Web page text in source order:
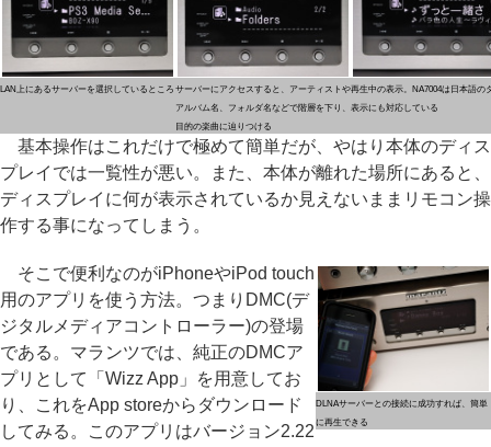
LAN上にあるサーバーを選択しているところ サーバーにアクセスすると、アーティストや
アルバム名、フォルダ名などで階層を下り、
目的の楽曲に辿りつける
再生中の表示。NA7004は日本語の
表示にも対応している
基本操作はこれだけで極めて簡単だが、やはり本体のディス
プレイでは一覧性が悪い。また、本体が離れた場所にあると、
ディスプレイに何が表示されているか見えないままリモコン操
作する事になってしまう。
DLNAサーバーとの接続に成功すれば、簡単
に再生できる
そこで便利なのがiPhoneやiPod touch
用のアプリを使う方法。つまりDMC(デ
ジタルメディアコントローラー)の登場
である。マランツでは、純正のDMCア
プリとして「Wizz App」を用意してお
り、これをApp storeからダウンロード
してみる。このアプリはバージョン2.22